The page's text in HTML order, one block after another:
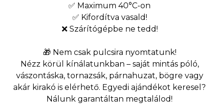
✅ Maximum 40°C-on
✅ Kifordítva vasald!
❌ Szárítógépbe ne tedd!
🎁 Nem csak pulcsira nyomtatunk!
Nézz körül kínálatunkban – saját mintás póló,
vászontáska, tornazsák, párnahuzat, bögre vagy
akár kirakó is elérhető. Egyedi ajándékot keresel?
Nálunk garantáltan megtalálod!